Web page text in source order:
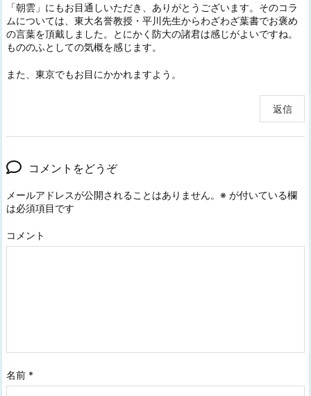
「朝雲」にもお目通しいただき、ありがとうございます。そのコラ
ムについては、東大名誉教授・平川先生からわざわざ葉書でお褒め
の言葉を頂戴しました。とにかく防大の諸君は感じがよいですね。
もののふとしての気概を感じます。
また、東京でもお目にかかれますよう。
返信
コメントをどうぞ
メールアドレスが公開されることはありません。 ※ が付いている欄
は必須項目です
コメント
名前 *